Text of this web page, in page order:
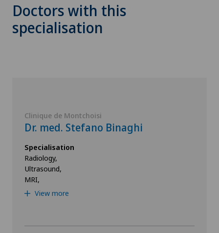
Doctors with this
specialisation
Clinique de Montchoisi
Dr. med. Stefano Binaghi
Specialisation
Radiology,
Ultrasound,
MRI,
View more